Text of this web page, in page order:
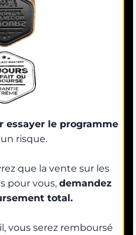
essayer le programme
risque.
que la vente sur les
pour vous, demandez
total.
vous serez remboursé